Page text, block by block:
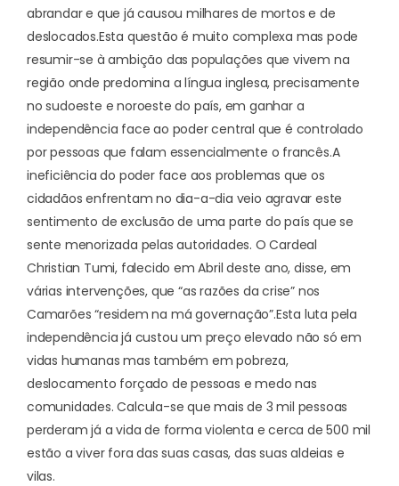
abrandar e que já causou milhares de mortos e de
deslocados.Esta questão é muito complexa mas pode
resumir-se à ambição das populações que vivem na
região onde predomina a língua inglesa, precisamente
no sudoeste e noroeste do país, em ganhar a
independência face ao poder central que é controlado
por pessoas que falam essencialmente o francês.A
ineficiência do poder face aos problemas que os
cidadãos enfrentam no dia-a-dia veio agravar este
sentimento de exclusão de uma parte do país que se
sente menorizada pelas autoridades. O Cardeal
Christian Tumi, falecido em Abril deste ano, disse, em
várias intervenções, que “as razões da crise” nos
Camarões “residem na má governação”.Esta luta pela
independência já custou um preço elevado não só em
vidas humanas mas também em pobreza,
deslocamento forçado de pessoas e medo nas
comunidades. Calcula-se que mais de 3 mil pessoas
perderam já a vida de forma violenta e cerca de 500 mil
estão a viver fora das suas casas, das suas aldeias e
vilas.